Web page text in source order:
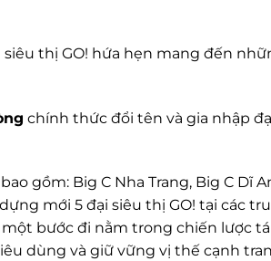
thị GO! hứa hẹn mang đến
chính thức đổi tên và gia nhập
gồm: Big C Nha Trang, Big C Dĩ
mới 5 đại siêu thị GO! tại các
một bước đi nằm trong chiến lược
dùng và giữ vững vị thế cạnh